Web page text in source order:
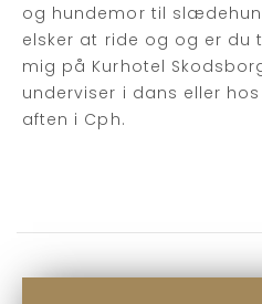
og hundemor til
elsker at ride og og er du
mig på Kurhotel
underviser i dans eller
aften i Cph.